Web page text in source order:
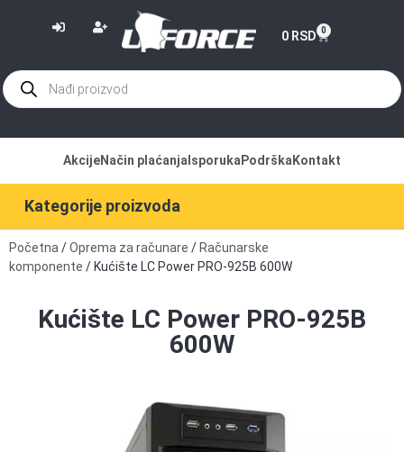
0 RSD 0
Kategorije proizvoda
AkcijeNačin plaćanja Isporuka Podrška Kontakt
Početna /Oprema za računare / Računarske
komponente / Kućište LC Power PRO-925B 600W
Kućište LC Power PRO-925B
600W